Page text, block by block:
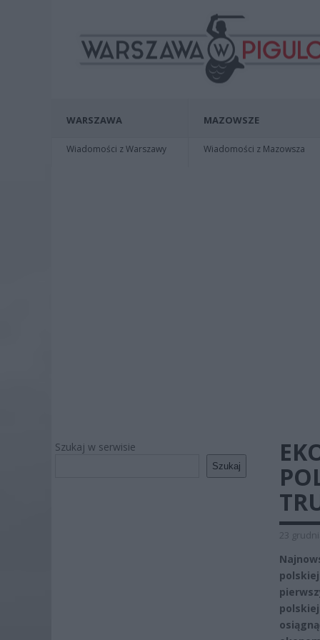
WARSZAWA
Wiadomości z Warszawy
MAZOWSZE
Wiadomości z Mazowsza
Szukaj w serwisie
Szukaj
23